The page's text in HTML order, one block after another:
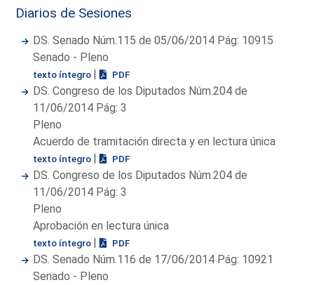
Diarios de Sesiones
DS. Senado Núm.115 de 05/06/2014 Pág: 10915
Senado - Pleno
texto íntegro | PDF
DS. Congreso de los Diputados Núm.204 de
11/06/2014 Pág: 3
Pleno
Acuerdo de tramitación directa y en lectura única
texto íntegro | PDF
DS. Congreso de los Diputados Núm.204 de
11/06/2014 Pág: 3
Pleno
Aprobación en lectura única
texto íntegro | PDF
DS. Senado Núm.116 de 17/06/2014 Pág: 10921
Senado - Pleno